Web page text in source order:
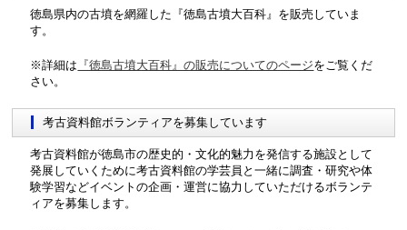
徳島県内の古墳を網羅した『徳島古墳大百科』を販売していま
す。
※詳細は 『徳島古墳大百科』の販売についてのページをご覧くだ
さい。
考古資料館ボランティアを募集しています
考古資料館が徳島市の歴史的・文化的魅力を発信する施設として
発展していくために考古資料館の学芸員と一緒に調査・研究や体
験学習などイベントの企画・運営に協力していただけるボランテ
ィアを募集します。